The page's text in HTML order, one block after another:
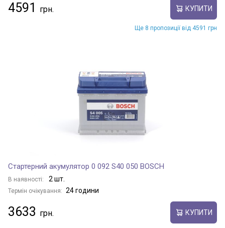
4591 КУПИТИ
Ще 8 пропозиції від 4591 грн
Стартерний акумулятор 0 092 S40 050 BOSCH
В наявності: 2 шт.
Термін очікування: 24 години
3633 КУПИТИ